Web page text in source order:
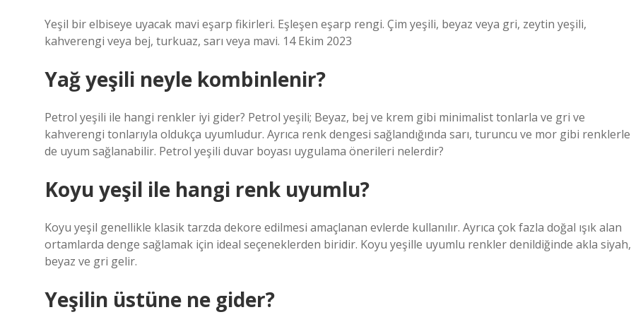
Yeşil bir elbiseye uyacak mavi eşarp fikirleri. Eşleşen eşarp rengi. Çim yeşili, beyaz veya gri, zeytin yeşili,
kahverengi veya bej, turkuaz, sarı veya mavi. 14 Ekim 2023
Yağ yeşili neyle kombinlenir?
Petrol yeşili ile hangi renkler iyi gider? Petrol yeşili; Beyaz, bej ve krem ​​gibi minimalist tonlarla ve gri ve
kahverengi tonlarıyla oldukça uyumludur. Ayrıca renk dengesi sağlandığında sarı, turuncu ve mor gibi renklerle
de uyum sağlanabilir. Petrol yeşili duvar boyası uygulama önerileri nelerdir?
Koyu yeşil ile hangi renk uyumlu?
Koyu yeşil genellikle klasik tarzda dekore edilmesi amaçlanan evlerde kullanılır. Ayrıca çok fazla doğal ışık alan
ortamlarda denge sağlamak için ideal seçeneklerden biridir. Koyu yeşille uyumlu renkler denildiğinde akla siyah,
beyaz ve gri gelir.
Yeşilin üstüne ne gider?